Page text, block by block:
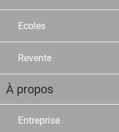
Ecoles
Revente
À propos
Entreprise